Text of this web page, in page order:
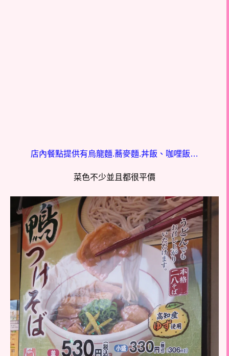
店內餐點提供有烏龍麵.蕎麥麵.丼飯、咖哩飯…
菜色不少並且都很平價